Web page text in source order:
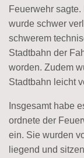
Feuerwehr
wurde schwer
schwerem
Stadtbahn der
worden. Zudem
Stadtbahn leicht
Insgesamt habe
ordnete der
ein. Sie wurden
liegend und